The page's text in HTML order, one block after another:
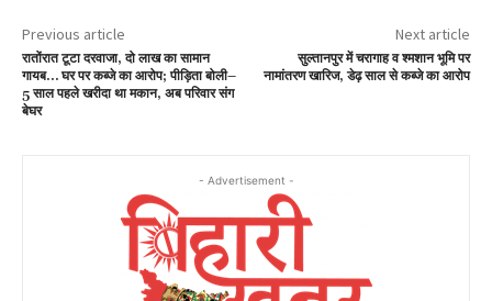
Previous article
रातोंरात टूटा दरवाजा, दो लाख का सामान
गायब… घर पर कब्जे का आरोप; पीड़िता बोली–
5 साल पहले खरीदा था मकान, अब परिवार संग
बेघर
Next article
सुल्तानपुर में चरागाह व श्मशान भूमि पर
नामांतरण खारिज, डेढ़ साल से कब्जे का आरोप
- Advertisement -